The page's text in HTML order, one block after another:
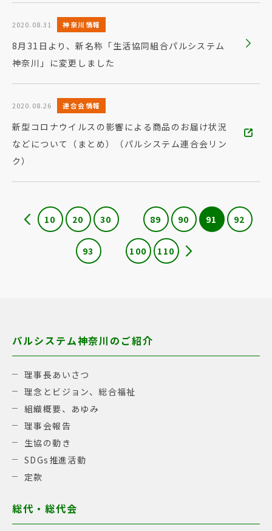
2020.08.31 神奈川情報
8月31日より、新名称「生活協同組合パルシステム
神奈川」に変更しました
2020.08.26 連合会情報
新型コロナウイルスの影響による商品のお届け状況
などについて（まとめ）（パルシステム連合会リン
ク）
10 20 30 89 90 91 92
93 100 110
パルシステム神奈川のご紹介
理事長あいさつ
理念とビジョン、総合福祉
組織概要、あゆみ
理事会報告
生協の動き
SDGs推進活動
定款
総代・総代会